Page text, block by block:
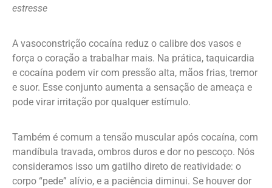
estresse
A vasoconstrição cocaína reduz o calibre dos vasos e
força o coração a trabalhar mais. Na prática, taquicardia
e cocaína podem vir com pressão alta, mãos frias, tremor
e suor. Esse conjunto aumenta a sensação de ameaça e
pode virar irritação por qualquer estímulo.
Também é comum a tensão muscular após cocaína, com
mandíbula travada, ombros duros e dor no pescoço. Nós
consideramos isso um gatilho direto de reatividade: o
corpo “pede” alívio, e a paciência diminui. Se houver dor